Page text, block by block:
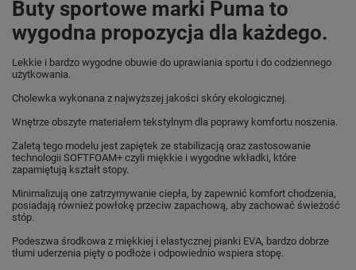
Buty sportowe marki Puma to
wygodna propozycja dla każdego.
Lekkie i bardzo wygodne obuwie do uprawiania sportu i do codziennego
użytkowania.
Cholewka wykonana z najwyższej jakości skóry ekologicznej.
Wnętrze obszyte materiałem tekstylnym dla poprawy komfortu noszenia.
Zaletą tego modelu jest zapiętek ze stabilizacją oraz zastosowanie
technologii SOFTFOAM+ czyli miękkie i wygodne wkładki, które
zapamiętują kształt stopy.
Minimalizują one zatrzymywanie ciepła, by zapewnić komfort chodzenia,
posiadają również powłokę przeciw zapachową, aby zachować świeżość
stóp.
Podeszwa środkowa z miękkiej i elastycznej pianki EVA, bardzo dobrze
tłumi uderzenia pięty o podłoże i odpowiednio wspiera stopę.